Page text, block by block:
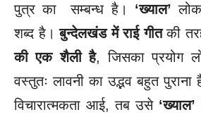
पुत्र का सम्बन्ध है। ‘ख्याल’
शब्द है।बुन्देलखंड में राई गीतकी
की एक शैली है, जिसका प्रयोग
वस्तुतः लावनी का उद्भव बहुत
विचारात्मकता आई, तब उसे